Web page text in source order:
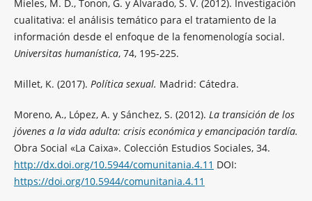
Mieles, M. D., Tonon, G. y Alvarado, S. V. (2012). Investigación
cualitativa: el análisis temático para el tratamiento de la
información desde el enfoque de la fenomenología social.
Universitas humanística, 74, 195-225.
Millet, K. (2017). Política sexual. Madrid: Cátedra.
Moreno, A., López, A. y Sánchez, S. (2012). La transición de los
jóvenes a la vida adulta: crisis económica y emancipación tardía.
Obra Social «La Caixa». Colección Estudios Sociales, 34.
http://dx.doi.org/10.5944/comunitania.4.11 DOI:
https://doi.org/10.5944/comunitania.4.11